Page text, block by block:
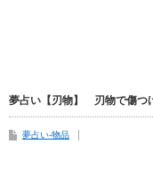
夢占い【刃物】 刃物で傷つ
夢占い-物品